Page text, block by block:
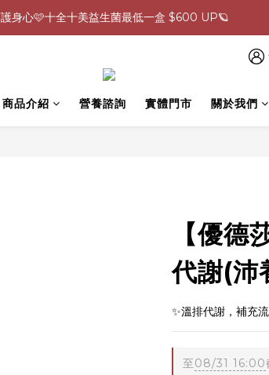
0805-0808指定商品滿$2000結帳88折💖
商品介紹 營養諮詢 實體門市 關於我們
【優德
代謝(沛
✨溫排代謝，補充
至08/31 16:00